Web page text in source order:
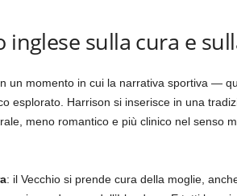
inglese sulla cura e
un momento in cui la narrativa sportiva —
esplorato. Harrison si inserisce in una
meno romantico e più clinico nel senso
: il Vecchio si prende cura della moglie,